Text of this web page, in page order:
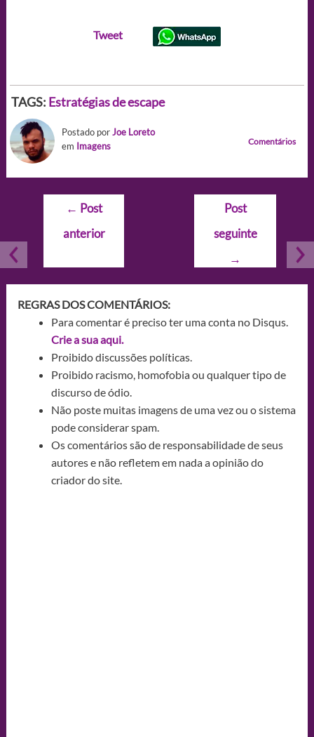
Tweet
TAGS: Estratégias de escape
Postado porJoe Loreto
em Imagens Comentários
Navegação
Post
← Post
anterior
Post
seguinte
→
REGRAS DOS COMENTÁRIOS:
Para comentar é preciso ter uma conta no Disqus.
Crie a sua aqui.
Proibido discussões políticas.
Proibido racismo, homofobia ou qualquer tipo de
discurso de ódio.
Não poste muitas imagens de uma vez ou o sistema
pode considerar spam.
Os comentários são de responsabilidade de seus
autores e não refletem em nada a opinião do
criador do site.